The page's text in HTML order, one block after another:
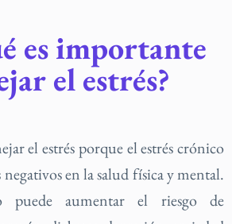
es importante
el estrés?
el estrés porque el estrés crónico
en la salud física y mental.
puede aumentar el riesgo de